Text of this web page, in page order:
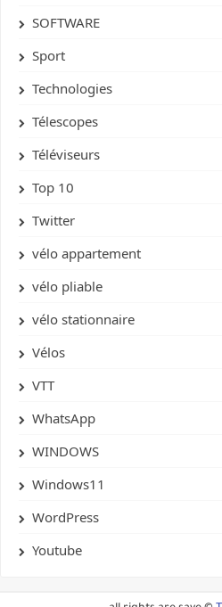
SOFTWARE
Sport
Technologies
Télescopes
Téléviseurs
Top 10
Twitter
vélo appartement
vélo pliable
vélo stationnaire
Vélos
VTT
WhatsApp
WINDOWS
Windows11
WordPress
Youtube